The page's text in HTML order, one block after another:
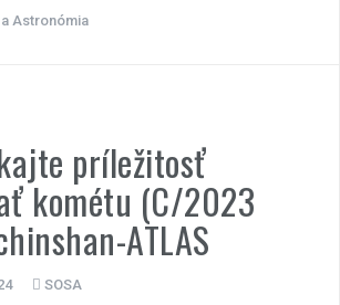
Astronómia
príležitosť
kométu (C/2023
ATLAS
SOSA